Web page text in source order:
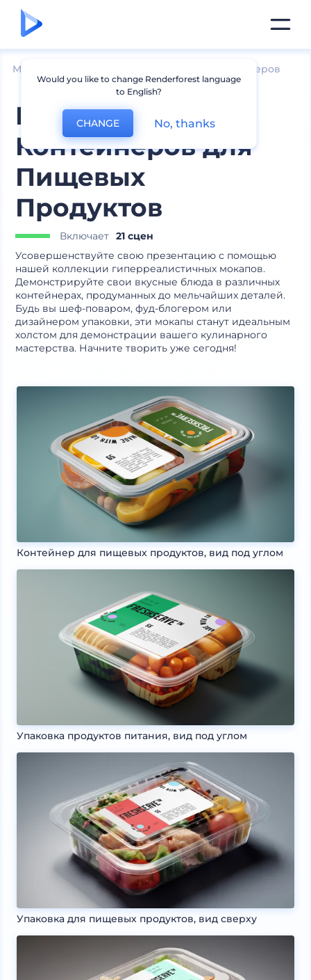
Мокапы Мокапы стикеров
Коллекция
Контейнеров для
Пищевых
Продуктов
Включает 21 сцен
Усовершенствуйте свою презентацию с помощью
нашей коллекции гиперреалистичных мокапов.
Демонстрируйте свои вкусные блюда в различных
контейнерах, продуманных до мельчайших деталей.
Будь вы шеф-поваром, фуд-блогером или
дизайнером упаковки, эти мокапы станут идеальным
холстом для демонстрации вашего кулинарного
мастерства. Начните творить уже сегодня!
Контейнер для пищевых продуктов, вид под углом
Упаковка продуктов питания, вид под углом
Упаковка для пищевых продуктов, вид сверху
Would you like to change Renderforest language
to English?
CHANGE No, thanks